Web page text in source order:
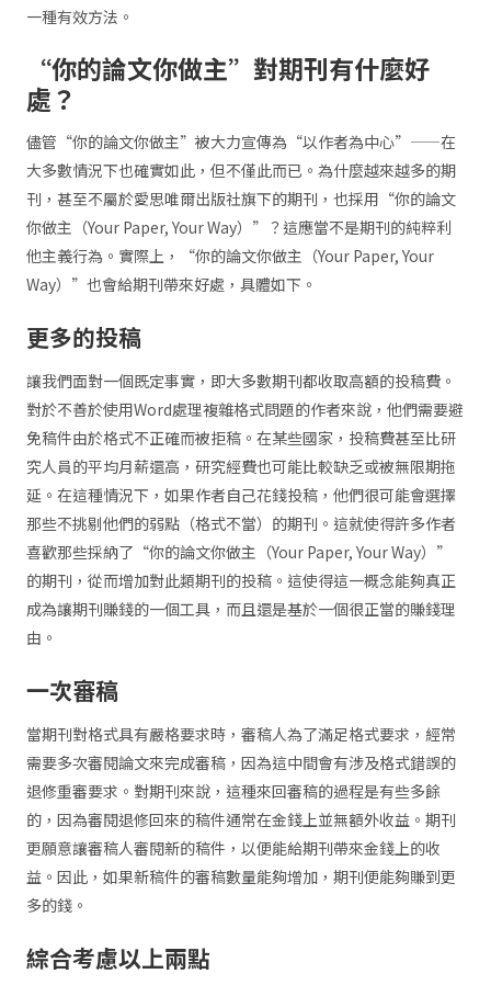
一種有效方法。
“你的論文你做主”對期刊有什麼好
處？
儘管“你的論文你做主”被大力宣傳為“以作者為中心”——在
大多數情況下也確實如此，但不僅此而已。為什麼越來越多的期
刊，甚至不屬於愛思唯爾出版社旗下的期刊，也採用“你的論文
你做主（Your Paper, Your Way）”？這應當不是期刊的純粹利
他主義行為。實際上，“你的論文你做主（Your Paper, Your
Way）”也會給期刊帶來好處，具體如下。
更多的投稿
讓我們面對一個既定事實，即大多數期刊都收取高額的投稿費。
對於不善於使用Word處理複雜格式問題的作者來說，他們需要避
免稿件由於格式不正確而被拒稿。在某些國家，投稿費甚至比研
究人員的平均月薪還高，研究經費也可能比較缺乏或被無限期拖
延。在這種情況下，如果作者自己花錢投稿，他們很可能會選擇
那些不挑剔他們的弱點（格式不當）的期刊。這就使得許多作者
喜歡那些採納了“你的論文你做主（Your Paper, Your Way）”
的期刊，從而增加對此類期刊的投稿。這使得這一概念能夠真正
成為讓期刊賺錢的一個工具，而且還是基於一個很正當的賺錢理
由。
一次審稿
當期刊對格式具有嚴格要求時，審稿人為了滿足格式要求，經常
需要多次審閱論文來完成審稿，因為這中間會有涉及格式錯誤的
退修重審要求。對期刊來說，這種來回審稿的過程是有些多餘
的，因為審閱退修回來的稿件通常在金錢上並無額外收益。期刊
更願意讓審稿人審閱新的稿件，以便能給期刊帶來金錢上的收
益。因此，如果新稿件的審稿數量能夠增加，期刊便能夠賺到更
多的錢。
綜合考慮以上兩點